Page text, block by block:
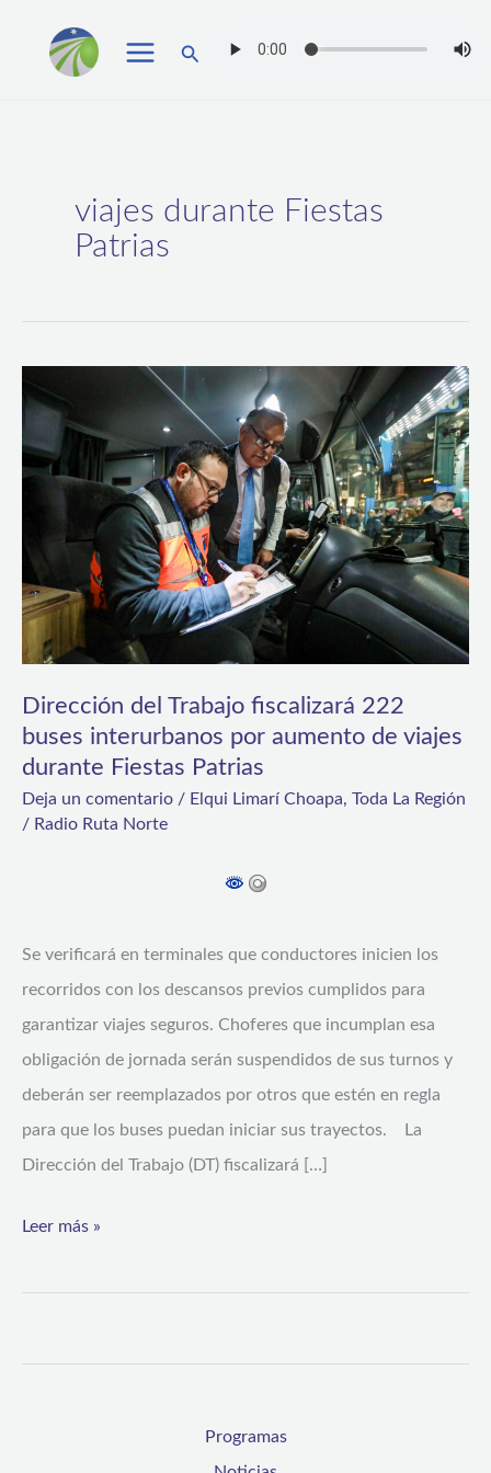
Buscar
viajes durante Fiestas
Patrias
Dirección del Trabajo fiscalizará 222
buses interurbanos por aumento de viajes
durante Fiestas Patrias
Deja un comentario / Elqui Limarí Choapa, Toda La Región
/ Radio Ruta Norte
Se verificará en terminales que conductores inicien los
recorridos con los descansos previos cumplidos para
garantizar viajes seguros. Choferes que incumplan esa
obligación de jornada serán suspendidos de sus turnos y
deberán ser reemplazados por otros que estén en regla
para que los buses puedan iniciar sus trayectos. La
Dirección del Trabajo (DT) fiscalizará […]
Trabajo
fiscalizará
interurbanos
por
aumento
de
viajes
durante
Fiestas
Leer más »
Programas